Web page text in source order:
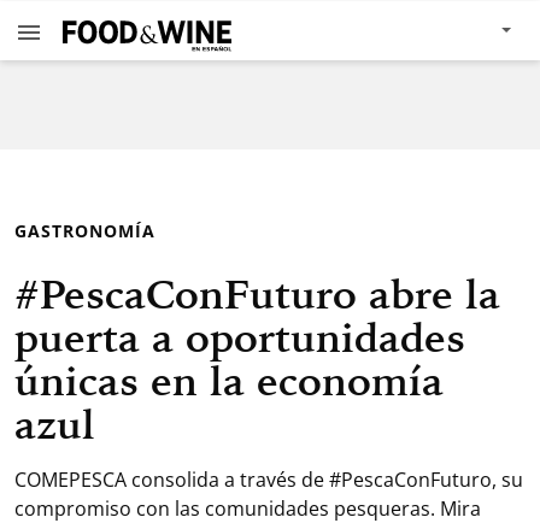
GASTRONOMÍA
#PescaConFuturo abre la
puerta a oportunidades
únicas en la economía
azul
COMEPESCA consolida a través de #PescaConFuturo, su
compromiso con las comunidades pesqueras. Mira